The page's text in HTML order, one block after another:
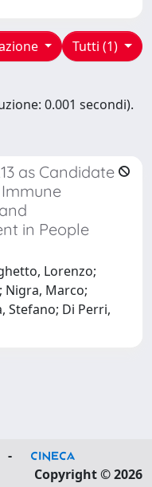
Tutti (1)
0.001 secondi).
as Candidate
in People
Lorenzo;
Nigra, Marco;
Stefano; Di Perri,
-
Copyright © 2026